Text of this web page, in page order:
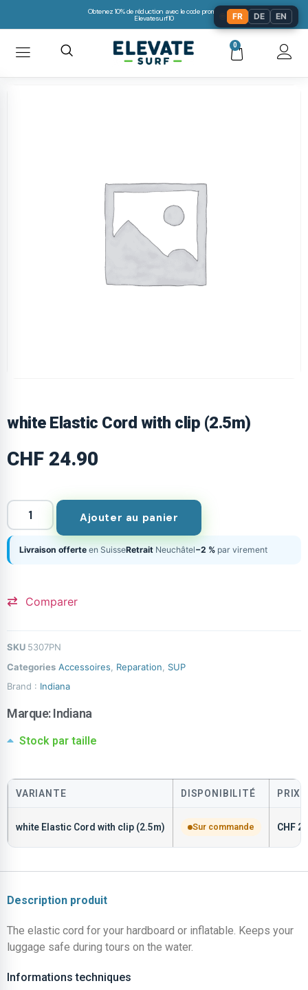
Obtenez 10% de réduction avec le code promo:
Elevatesurf10
0
white Elastic Cord with clip (2.5m)
CHF 24.90
Ajouter au panier
Livraison offerte en SuisseRetrait Neuchâtel−2 % par virement
Comparer
SKU 5307PN
Categories Accessoires Reparation
SUP
Brand : Indiana
Marque:Indiana
Stock par taille
VARIANTE DISPONIBILITÉ PRIX
white Elastic Cord with clip (2.5m) Sur commande CHF
Description produit
The elastic cord for your hardboard or inflatable. Keeps your
luggage safe during tours on the water.
Informations techniques
FR DE EN